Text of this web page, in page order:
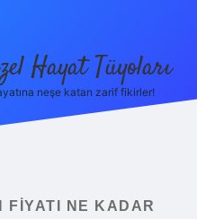
Hayat Tüyoları
neşe katan zarif fikirler!
FIYATI NE KADAR